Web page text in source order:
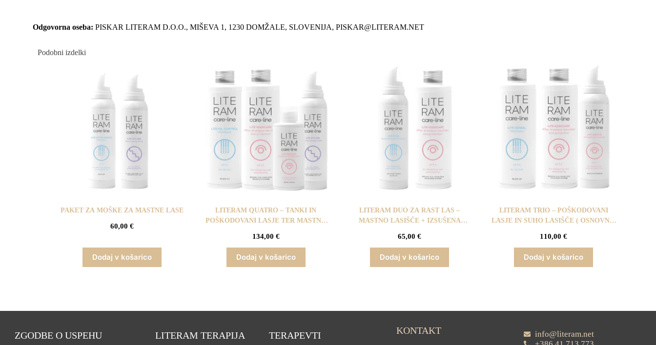
Odgovorna oseba: PISKAR LITERAM D.O.O., MIŠEVA 1, 1230 DOMŽALE, SLOVENIJA, PISKAR@LITERAM.NET
Podobni izdelki
PAKET ZA MOŠKE ZA MASTNE LASE
60,00 €
Dodaj v košarico
LITERAM QUATRO – TANKI IN
POŠKODOVANI LASJE TER MASTNO
134,00 €
Dodaj v košarico
LITERAM DUO ZA RAST LAS –
MASTNO LASIŠČE + IZSUŠENA
PAKET )
65,00€
Dodaj v košarico
LITERAM TRIO – POŠKODOVANI
LASJE IN SUHO LASIŠČE ( OSNOVNI /
110,00€
Dodaj v košarico
ZGODBE O USPEHU LITERAM TERAPIJA TERAPEVTI
KONTAKT
info@literam.net